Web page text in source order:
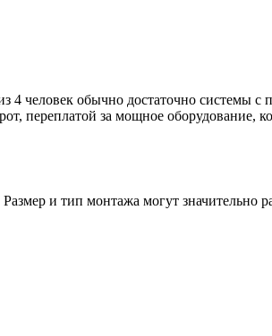
4 человек обычно достаточно системы с
переплатой за мощное оборудование,
и тип монтажа могут значительно